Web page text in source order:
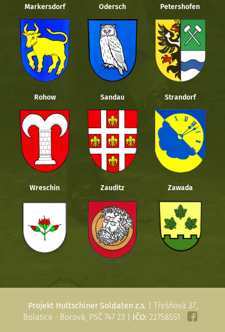
Markersdorf Odersch Petershofen
Rohow Sandau Strandorf
Wreschin Zauditz Zawada
Projekt Hultschiner Soldaten z.s. | Třešňová 37,
Bolatice - Borová, PSČ 747 23 | IČO: 22758551